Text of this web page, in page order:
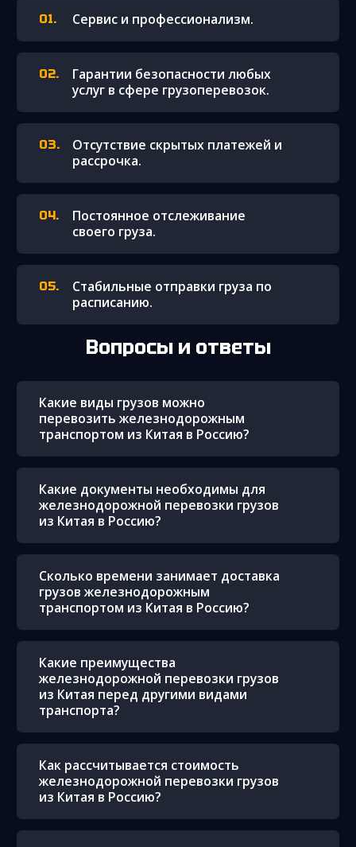
Сервис и профессионализм.
Гарантии безопасности любых
услуг в сфере грузоперевозок.
Отсутствие скрытых платежей и
рассрочка.
Постоянное отслеживание
своего груза.
Стабильные отправки груза по
расписанию.
Вопросы и ответы
Какие виды грузов можно
перевозить железнодорожным
транспортом из Китая в Россию?
Какие документы необходимы для
железнодорожной перевозки грузов
из Китая в Россию?
Сколько времени занимает доставка
грузов железнодорожным
транспортом из Китая в Россию?
Какие преимущества
железнодорожной перевозки грузов
из Китая перед другими видами
транспорта?
Как рассчитывается стоимость
железнодорожной перевозки грузов
из Китая в Россию?